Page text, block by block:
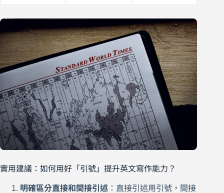
實用建議：如何用好「引號」提升英文寫作能力？
明確區分直接和間接引述 ：直接引述用引號，間接